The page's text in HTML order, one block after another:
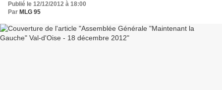
Publié le 12/12/2012 à 18:00
Par MLG 95